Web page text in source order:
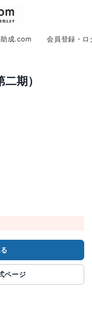
成.com 会員登録・ロ
期）
ページ